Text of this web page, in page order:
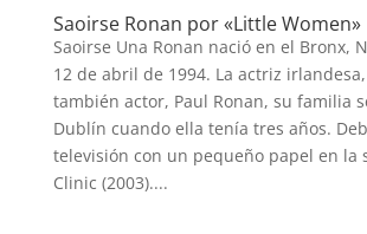
Saoirse Ronan por «Little Women»
Saoirse Una Ronan nació en el​ Bronx,
12 de abril de 1994. La actriz
también actor, Paul Ronan, su familia
Dublín cuando ella tenía tres años.
televisión con un pequeño papel en la
Clinic (2003)....